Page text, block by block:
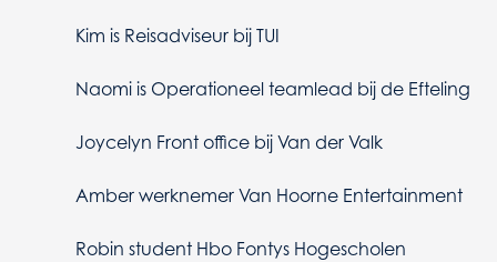
Kim is Reisadviseur bij TUI
Naomi is Operationeel teamlead bij de Efteling
Joycelyn Front office bij Van der Valk
Amber werknemer Van Hoorne Entertainment
Robin student Hbo Fontys Hogescholen